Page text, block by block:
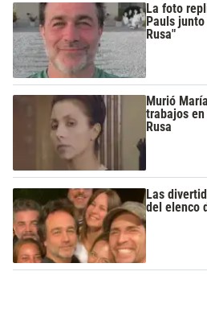
La foto
Pauls
Rusa"
Murió
trabajos
Rusa
Las
del elenco